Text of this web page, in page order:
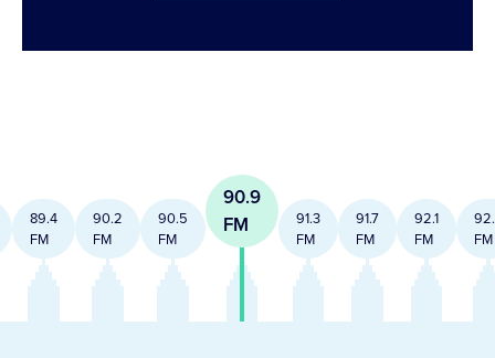
89.4
FM
90.2
FM
90.5
FM
90.9
FM
91.3
FM
91.7
FM
92.1
FM
FM